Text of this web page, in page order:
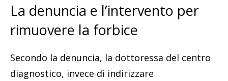
La denuncia e l’intervento per
rimuovere la forbice
Secondo la denuncia, la dottoressa del centro
diagnostico, invece di indirizzare